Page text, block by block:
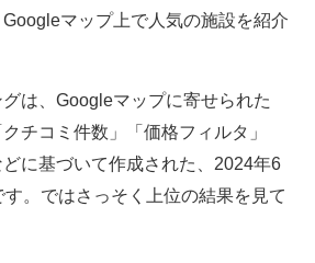
の未来
選べる
ント
説
マップ上で人気の施設を紹介
は、Googleマップに寄せられた
チコミ件数」「価格フィルタ」
どに基づいて作成された、2024年6
す。ではさっそく上位の結果を見て